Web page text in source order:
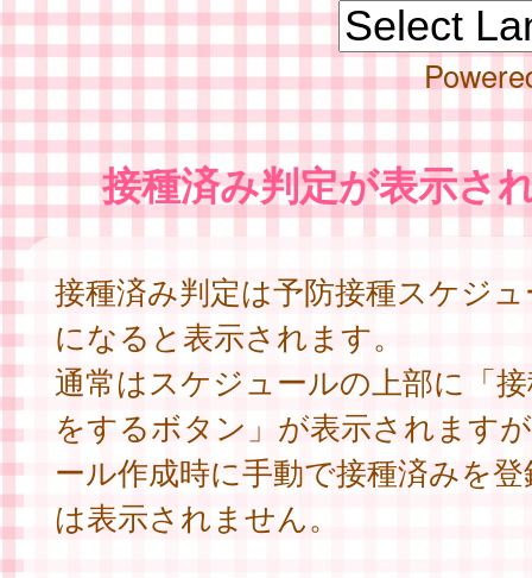
接種済み判定が表示さ
接種済み判定は予防接種スケジ
になると表示されます。
通常はスケジュールの上部に「
をするボタン」が表示されます
ール作成時に手動で接種済みを
は表示されません。